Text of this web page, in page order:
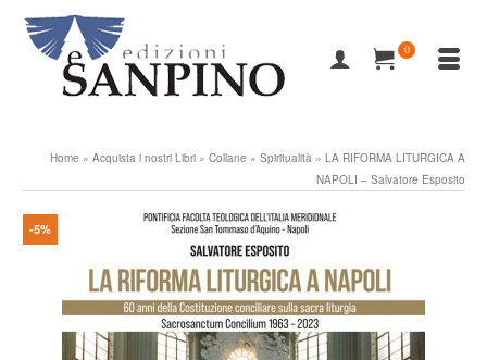
0
Home » Acquista i nostri Libri » Collane » Spiritualità » LA RIFORMA LITURGICA A
NAPOLI – Salvatore Esposito
-5%